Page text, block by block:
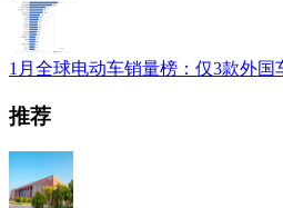
1月全球电动车销量榜：仅3款外国
推荐